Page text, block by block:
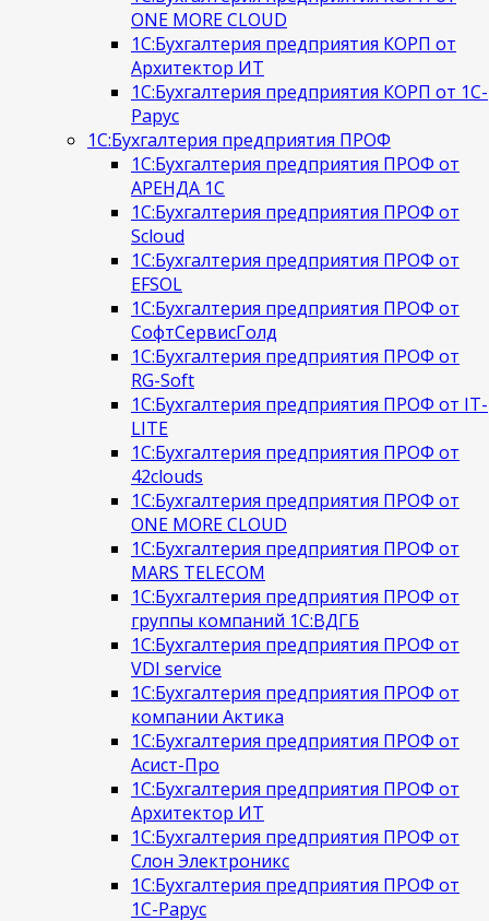
ONE MORE CLOUD
1С:Бухгалтерия предприятия КОРП от
Архитектор ИТ
1С:Бухгалтерия предприятия КОРП от 1С-
Рарус
1С:Бухгалтерия предприятия ПРОФ
1С:Бухгалтерия предприятия ПРОФ от
АРЕНДА 1С
1С:Бухгалтерия предприятия ПРОФ от
Scloud
1С:Бухгалтерия предприятия ПРОФ от
EFSOL
1С:Бухгалтерия предприятия ПРОФ от
СофтСервисГолд
1С:Бухгалтерия предприятия ПРОФ от
RG-Soft
1С:Бухгалтерия предприятия ПРОФ от IT-
LITE
1С:Бухгалтерия предприятия ПРОФ от
42clouds
1С:Бухгалтерия предприятия ПРОФ от
ONE MORE CLOUD
1С:Бухгалтерия предприятия ПРОФ от
MARS TELECOM
1С:Бухгалтерия предприятия ПРОФ от
группы компаний 1С:ВДГБ
1С:Бухгалтерия предприятия ПРОФ от
VDI service
1С:Бухгалтерия предприятия ПРОФ от
компании Актика
1С:Бухгалтерия предприятия ПРОФ от
Асист-Про
1С:Бухгалтерия предприятия ПРОФ от
Архитектор ИТ
1С:Бухгалтерия предприятия ПРОФ от
Слон Электроникс
1С:Бухгалтерия предприятия ПРОФ от
1С-Рарус